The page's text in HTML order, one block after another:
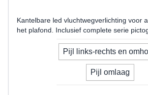
Kantelbare led vluchtwegverlichting voor
het plafond. Inclusief complete serie
Uw
Pijl links-rechts en
Pijl omlaag